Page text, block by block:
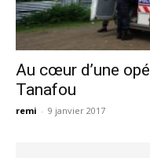
Au cœur d’une
Tanafou
remi - 9 janvier 2017